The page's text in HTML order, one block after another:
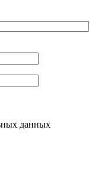
данных